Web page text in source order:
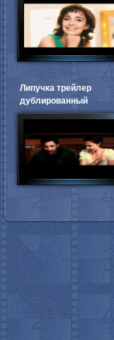
Липучка трейлер
дублированный